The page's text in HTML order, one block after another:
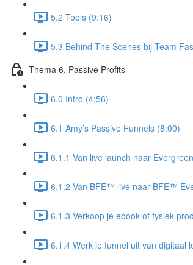
5.2 Tools (9:16)
5.3 Behind The Scenes bij Team
Thema 6. Passive Profits
6.0 Intro (4:56)
6.1 Amy’s Passive Funnels (8:00)
6.1.1 Van live launch naar
6.1.2 Van BFE™ live naar BFE™
6.1.3 Verkoop je ebook of fysiek
6.1.4 Werk je funnel uit van digitaal